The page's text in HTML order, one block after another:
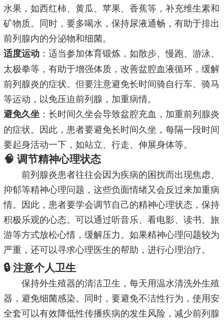
水果，如西红柿、黄瓜、苹果、香蕉等，补充维生素和
矿物质。同时，要多喝水，保持尿液通畅，有助于排出
前列腺内的分泌物和细菌。
适度运动 ：适当参加体育锻炼，如散步、慢跑、游泳、
太极拳等，有助于增强体质，改善盆腔血液循环，缓解
前列腺炎的症状。但要注意避免长时间骑自行车、骑马
等运动，以免压迫前列腺，加重病情。
避免久坐 ：长时间久坐会导致盆腔充血，加重前列腺炎
的症状。因此，患者要避免长时间久坐，每隔一段时间
要起身活动一下，如站立、行走、伸展身体等。
🧠 调节精神心理状态
前列腺炎患者往往会因为疾病的困扰而出现焦虑、
抑郁等精神心理问题，这些负面情绪又会反过来加重病
情。因此，患者要学会调节自己的精神心理状态，保持
积极乐观的心态。可以通过听音乐、看电影、读书、旅
游等方式放松心情，缓解压力。如果精神心理问题较为
严重，还可以寻求心理医生的帮助，进行心理治疗。
🔒 注意个人卫生
保持外生殖器的清洁卫生，每天用温水清洗外生殖
器，避免细菌感染。同时，要避免不洁性行为，使用安
全套可以有效降低性传播疾病的发生风险，减少前列腺